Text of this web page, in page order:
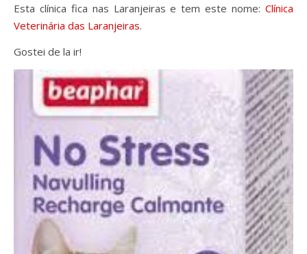
Esta clínica fica nas Laranjeiras e tem este nome: Clínica
Veterinária das Laranjeiras.
Gostei de la ir!